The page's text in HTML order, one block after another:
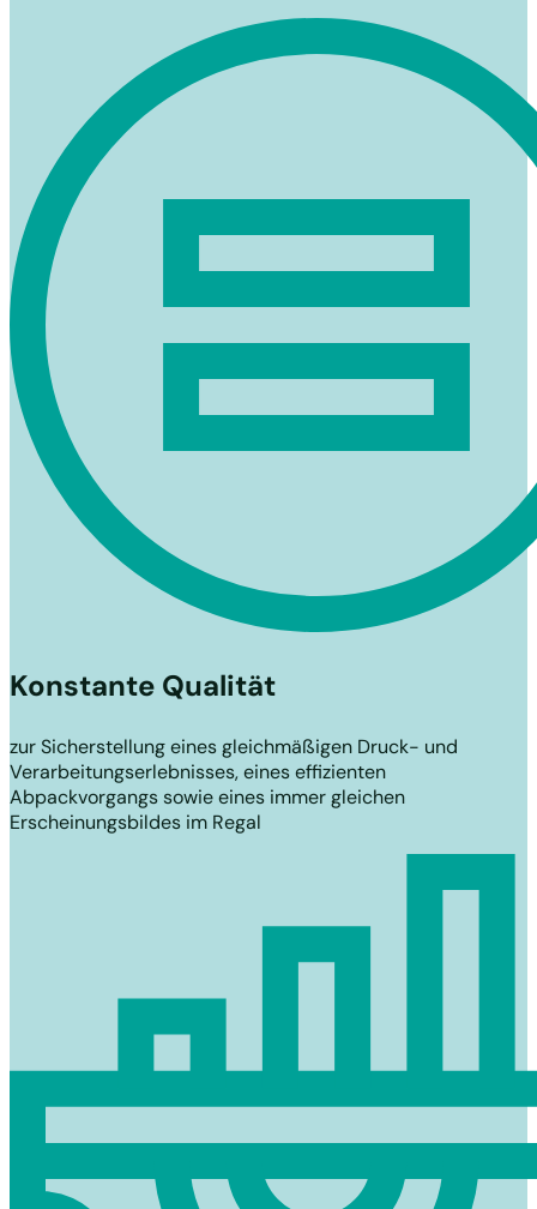
Konstante Qualität
zur Sicherstellung eines gleichmäßigen Druck- und
Verarbeitungserlebnisses, eines effizienten
Abpackvorgangs sowie eines immer gleichen
Erscheinungsbildes im Regal